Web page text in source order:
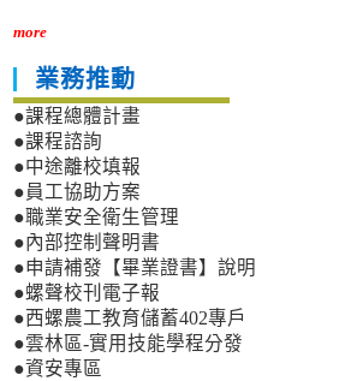
more
業務推動
●課程總體計畫
●課程諮詢
●中途離校填報
●員工協助方案
●職業安全衛生管理
●內部控制聲明書
●申請補發【畢業證書】說明
●螺聲校刊電子報
●西螺農工教育儲蓄402專戶
●雲林區-實用技能學程分發
●資安專區